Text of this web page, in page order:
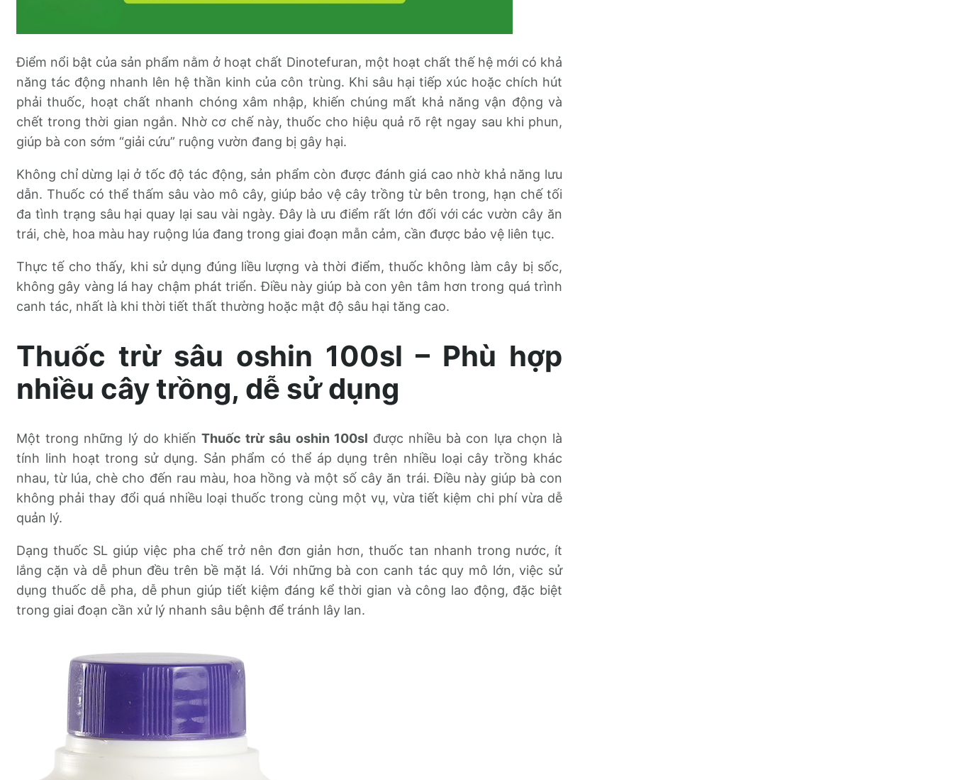
Điểm nổi bật của sản phẩm nằm ở hoạt chất Dinotefuran, một hoạt chất thế hệ mới có khả
năng tác động nhanh lên hệ thần kinh của côn trùng. Khi sâu hại tiếp xúc hoặc chích hút
phải thuốc, hoạt chất nhanh chóng xâm nhập, khiến chúng mất khả năng vận động và
chết trong thời gian ngắn. Nhờ cơ chế này, thuốc cho hiệu quả rõ rệt ngay sau khi phun,
giúp bà con sớm “giải cứu” ruộng vườn đang bị gây hại.
Không chỉ dừng lại ở tốc độ tác động, sản phẩm còn được đánh giá cao nhờ khả năng lưu
dẫn. Thuốc có thể thấm sâu vào mô cây, giúp bảo vệ cây trồng từ bên trong, hạn chế tối
đa tình trạng sâu hại quay lại sau vài ngày. Đây là ưu điểm rất lớn đối với các vườn cây ăn
trái, chè, hoa màu hay ruộng lúa đang trong giai đoạn mẫn cảm, cần được bảo vệ liên tục.
Thực tế cho thấy, khi sử dụng đúng liều lượng và thời điểm, thuốc không làm cây bị sốc,
không gây vàng lá hay chậm phát triển. Điều này giúp bà con yên tâm hơn trong quá trình
canh tác, nhất là khi thời tiết thất thường hoặc mật độ sâu hại tăng cao.
Thuốc trừ sâu oshin 100sl – Phù hợp
nhiều cây trồng, dễ sử dụng
Một trong những lý do khiếnThuốc trừ sâu oshin 100sl được nhiều bà con lựa chọn là
tính linh hoạt trong sử dụng. Sản phẩm có thể áp dụng trên nhiều loại cây trồng khác
nhau, từ lúa, chè cho đến rau màu, hoa hồng và một số cây ăn trái. Điều này giúp bà con
không phải thay đổi quá nhiều loại thuốc trong cùng một vụ, vừa tiết kiệm chi phí vừa dễ
quản lý.
Dạng thuốc SL giúp việc pha chế trở nên đơn giản hơn, thuốc tan nhanh trong nước, ít
lắng cặn và dễ phun đều trên bề mặt lá. Với những bà con canh tác quy mô lớn, việc sử
dụng thuốc dễ pha, dễ phun giúp tiết kiệm đáng kể thời gian và công lao động, đặc biệt
trong giai đoạn cần xử lý nhanh sâu bệnh để tránh lây lan.